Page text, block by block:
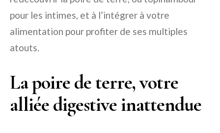
pour les intimes, et à l’intégrer à votre
alimentation pour profiter de ses multiples
atouts.
La poire de terre, votre
alliée digestive inattendue